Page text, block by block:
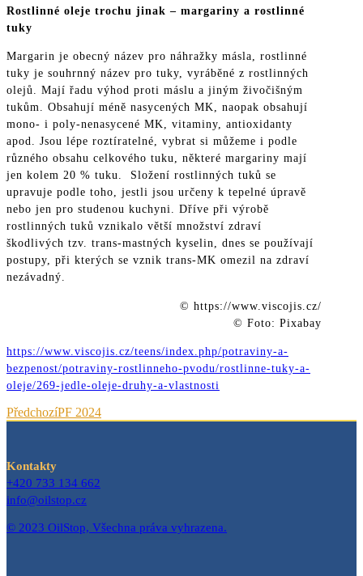
Rostlinné oleje trochu jinak – margariny a rostlinné
tuky
Margarin je obecný název pro náhražky másla, rostlinné
tuky je souhrnný název pro tuky, vyráběné z rostlinných
olejů. Mají řadu výhod proti máslu a jiným živočišným
tukům. Obsahují méně nasycených MK, naopak obsahují
mono- i poly-nenasycené MK, vitaminy, antioxidanty
apod. Jsou lépe roztíratelné, vybrat si můžeme i podle
různého obsahu celkového tuku, některé margariny mají
jen kolem 20 % tuku. Složení rostlinných tuků se
upravuje podle toho, jestli jsou určeny k tepelné úpravě
nebo jen pro studenou kuchyni. Dříve při výrobě
rostlinných tuků vznikalo větší množství zdraví
škodlivých tzv. trans-mastných kyselin, dnes se používají
postupy, při kterých se vznik trans-MK omezil na zdraví
nezávadný.
© https://www.viscojis.cz/
© Foto: Pixabay
https://www.viscojis.cz/teens/index.php/potraviny-a-
bezpenost/potraviny-rostlinneho-pvodu/rostlinne-tuky-a-
oleje/269-jedle-oleje-druhy-a-vlastnosti
PředchozíPF 2024
Kontakty
+420 733 134 662
info@oilstop.cz
© 2023 OilStop, Všechna práva vyhrazena.